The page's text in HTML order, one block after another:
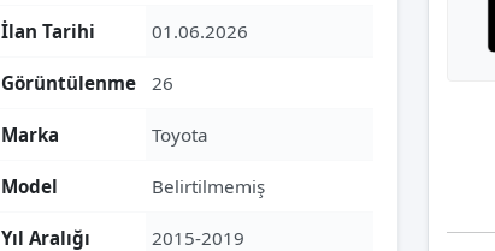
İlan Tarihi 01.06.2026
Görüntülenme 26
Marka Toyota
Model Belirtilmemiş
Yıl Aralığı 2015-2019